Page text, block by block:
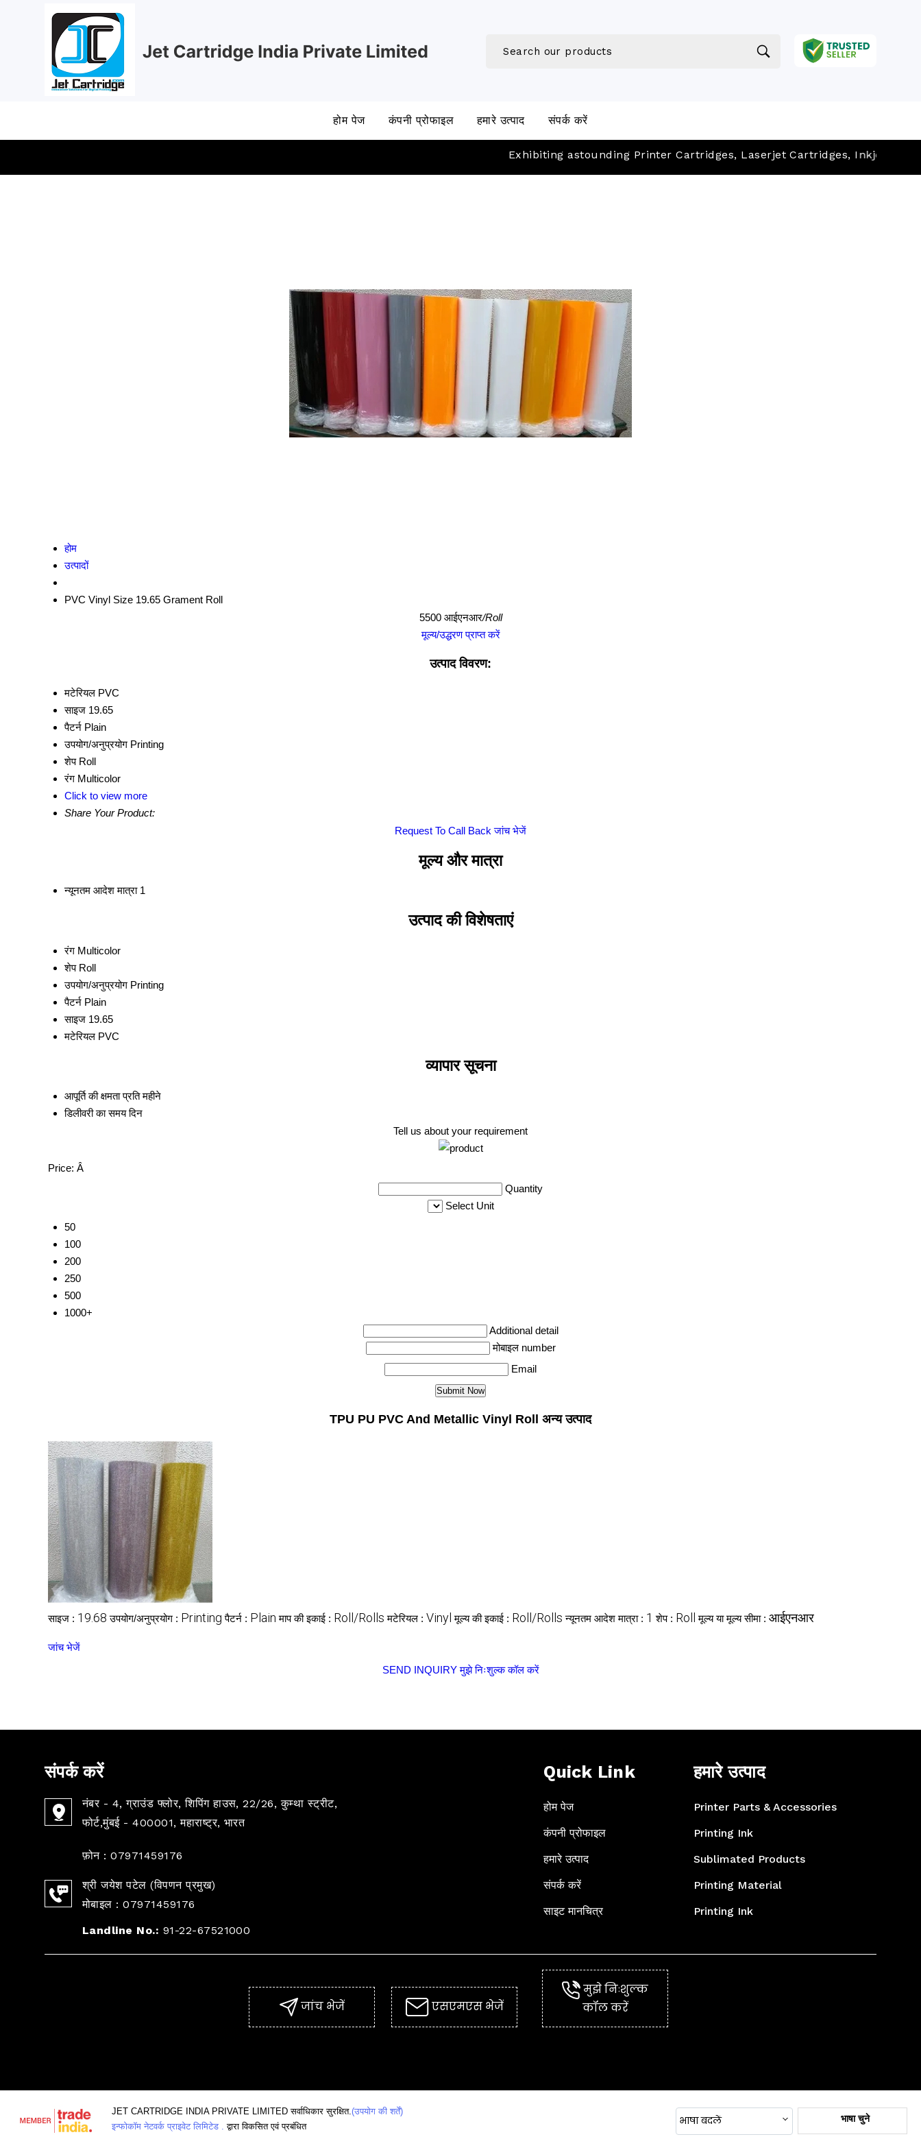
होम पेज कंपनी प्रोफाइल हमारे उत्पाद संपर्क करें
Exhibiting astounding Printer Cartridges, Laserjet Cartridges, Inkjet
होम
उत्पादों
PVC Vinyl Size 19.65 Grament Roll
5500 आईएनआर/Roll
मूल्य/उद्धरण प्राप्त करें
उत्पाद विवरण:
मटेरियल PVC
साइज 19.65
पैटर्न Plain
उपयोग/अनुप्रयोग Printing
शेप Roll
रंग Multicolor
Click to view more
Share Your Product:
Request To Call Back जांच भेजें
मूल्य और मात्रा
न्यूनतम आदेश मात्रा 1
उत्पाद की विशेषताएं
रंग Multicolor
शेप Roll
उपयोग/अनुप्रयोग Printing
पैटर्न Plain
साइज 19.65
मटेरियल PVC
व्यापार सूचना
आपूर्ति की क्षमता प्रति महीने
डिलीवरी का समय दिन
Tell us about your requirement
Price: Â
Quantity
Select Unit
50
100
200
250
500
1000+
Additional detail
मोबाइल number
Email
TPU PU PVC And Metallic Vinyl Roll अन्य उत्पाद
साइज : 19.68 उपयोग/अनुप्रयोग : Printing पैटर्न : Plain माप की इकाई : Roll/Rolls मटेरियल : Vinyl मूल्य की इकाई : Roll/Rolls न्यूनतम आदेश मात्रा : 1 शेप : Roll मूल्य या मूल्य सीमा : आईएनआर
जांच भेजें
SEND INQUIRY मुझे निःशुल्क कॉल करें
संपर्क करें
नंबर - 4, ग्राउंड फ्लोर, शिपिंग हाउस, 22/26, कुम्था स्ट्रीट,
फोर्ट,मुंबई - 400001, महाराष्ट्र, भारत
फ़ोन :07971459176
श्री जयेश पटेल (विपणन प्रमुख)
मोबाइल :07971459176
Landline No.: 91-22-67521000
हमारे उत्पाद
Printer Parts & Accessories
Printing Ink
Sublimated Products
Printing Material
Printing Ink
Sublimation Machines &
Accessories
Corporate & Promotional Gifts
Quick Link
होम पेज
कंपनी प्रोफाइल
हमारे उत्पाद
संपर्क करें
साइट मानचित्र
जांच भेजें एसएमएस भेजें
मुझे निःशुल्क
कॉल करें
JET CARTRIDGE INDIA PRIVATE LIMITED सर्वाधिकार सुरक्षित.(उपयोग की शर्तें)
इन्फोकॉम नेटवर्क प्राइवेट लिमिटेड . द्वारा विकसित एवं प्रबंधित भाषा बदलें भाषा चुने